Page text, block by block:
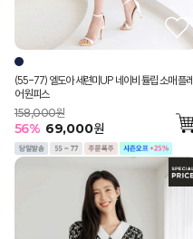
(55-77) 엘도아 세련미UP 네이비 튤립 소매 플레
어 원피스
158,000원
56% 69,000원